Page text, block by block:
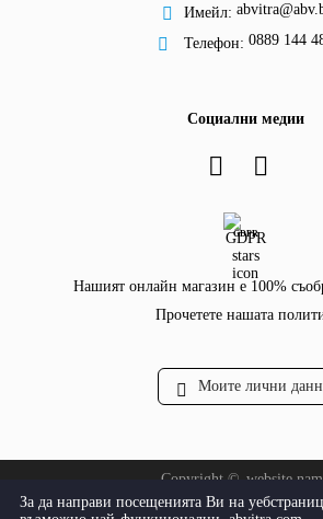
Имейл:
Телефон: 0889 144
Социални медии
GDPR
Нашият онлайн магазин е 100%
Прочетете нашата
Моите лични
Copyright ©
За да направи посещенията Ви на